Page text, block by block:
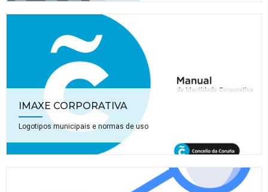
IMAXE CORPORATIVA
Logotipos municipais e normas de uso